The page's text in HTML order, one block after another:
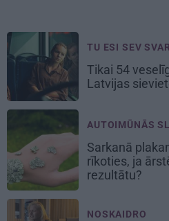
TU ESI SEV
Tikai 54
Latvijas
AUTOIMŪNĀS
Sarkanā
rīkoties, ja
rezultātu?
NOSKAIDRO